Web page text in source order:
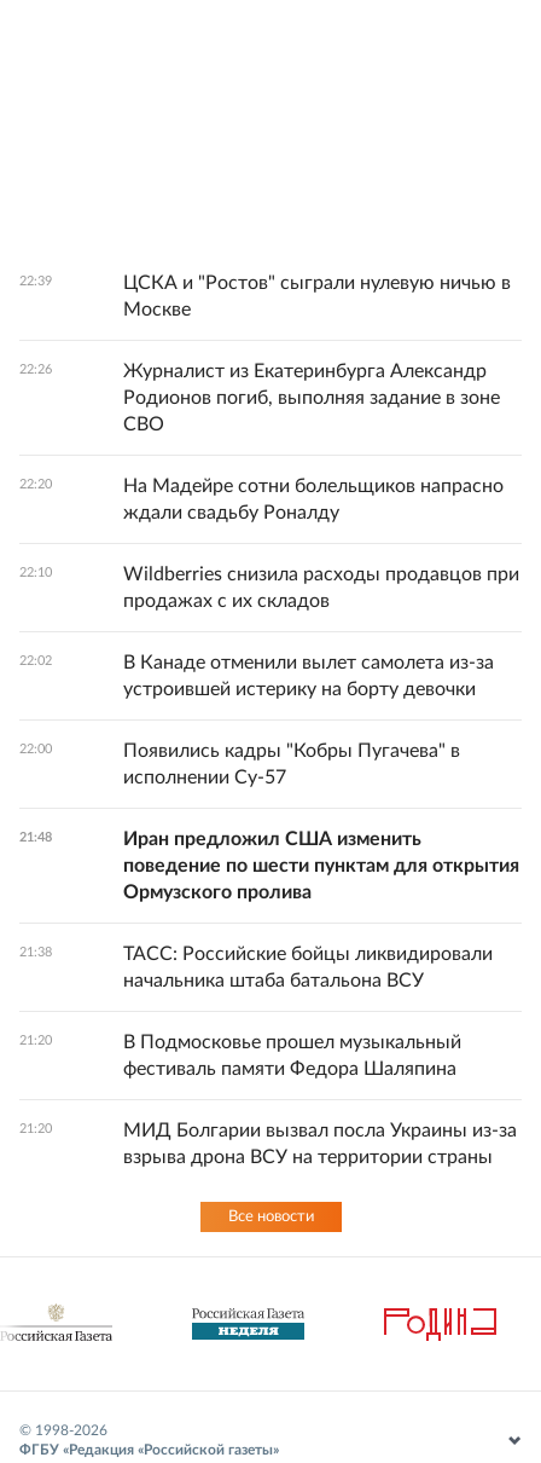
22:39
ЦСКА и "Ростов" сыграли нулевую ничью в
Москве
22:26
Журналист из Екатеринбурга Александр
Родионов погиб, выполняя задание в зоне
СВО
22:20
На Мадейре сотни болельщиков напрасно
ждали свадьбу Роналду
22:10
Wildberries снизила расходы продавцов при
продажах с их складов
22:02
В Канаде отменили вылет самолета из-за
устроившей истерику на борту девочки
22:00
Появились кадры "Кобры Пугачева" в
исполнении Су-57
21:48
Иран предложил США изменить
поведение по шести пунктам для открытия
Ормузского пролива
21:38
ТАСС: Российские бойцы ликвидировали
начальника штаба батальона ВСУ
21:20
В Подмосковье прошел музыкальный
фестиваль памяти Федора Шаляпина
21:20
МИД Болгарии вызвал посла Украины из-за
взрыва дрона ВСУ на территории страны
Все новости
© 1998-2026
ФГБУ «Редакция «Российской газеты»